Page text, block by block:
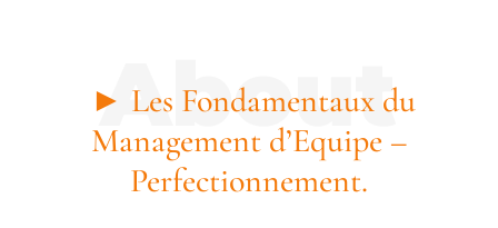
► Les Fondamentaux du
Management d’Equipe –
Perfectionnement.